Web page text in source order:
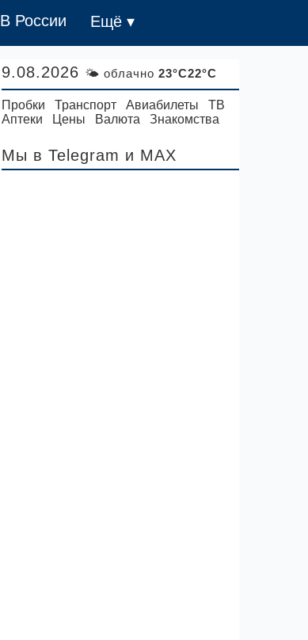
В России Ещё ▾
9.08.2026 🌤 облачно 23°C22°C
Пробки Транспорт Авиабилеты
ТВ
Аптеки
Цены Валюта Знакомства
Мы в Telegram и MAX